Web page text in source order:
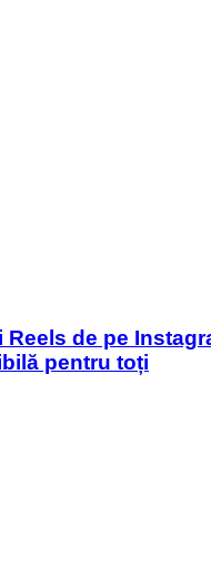
de pe
pentru toți